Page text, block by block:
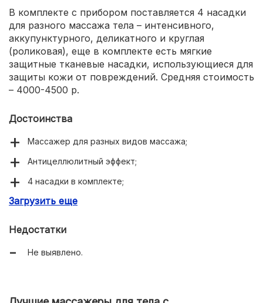
В комплекте с прибором поставляется 4 насадки
для разного массажа тела – интенсивного,
аккупунктурного, деликатного и круглая
(роликовая), еще в комплекте есть мягкие
защитные тканевые насадки, использующиеся для
защиты кожи от повреждений. Средняя стоимость
– 4000-4500 р.
Достоинства
Массажер для разных видов массажа;
Антицеллюлитный эффект;
4 насадки в комплекте;
Работа от сети;
Загрузить еще
Недостатки
Не выявлено.